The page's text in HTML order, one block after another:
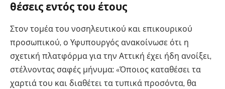
θέσεις εντός του έτους
Στον τομέα του νοσηλευτικού και επικουρικού
προσωπικού, ο Υφυπουργός ανακοίνωσε ότι η
σχετική πλατφόρμα για την Αττική έχει ήδη ανοίξει,
στέλνοντας σαφές μήνυμα: «Όποιος καταθέσει τα
χαρτιά του και διαθέτει τα τυπικά προσόντα, θα